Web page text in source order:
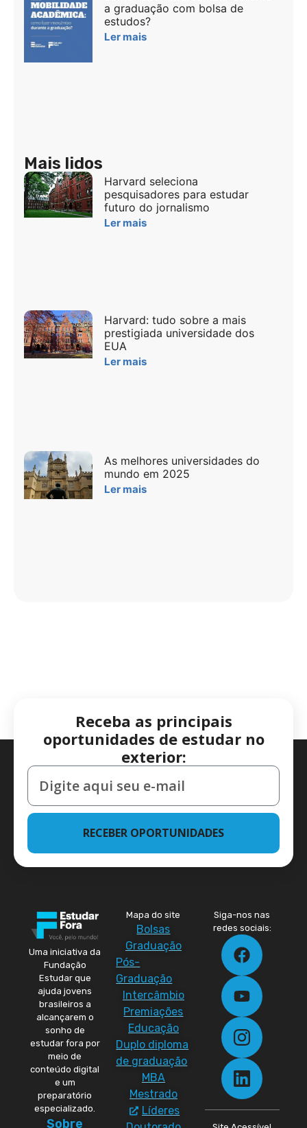
a graduação com bolsa de
estudos?
Ler mais
Mais lidos
Harvard seleciona
pesquisadores para estudar
futuro do jornalismo
Ler mais
Harvard: tudo sobre a mais
prestigiada universidade dos
EUA
Ler mais
As melhores universidades do
mundo em 2025
Ler mais
Receba as principais
oportunidades de estudar no
exterior:
RECEBER OPORTUNIDADES
Uma iniciativa da
Fundação
Estudar que
ajuda jovens
brasileiros a
alcançarem o
sonho de
estudar fora por
meio de
conteúdo digital
e um
preparatório
especializado.
Sobre
Mapa do site
Bolsas
Graduação
Pós-
Graduação
Intercâmbio
Premiações
Educação
Duplo diploma
de graduação
MBA
Mestrado
Líderes
Siga-nos nas
redes sociais: